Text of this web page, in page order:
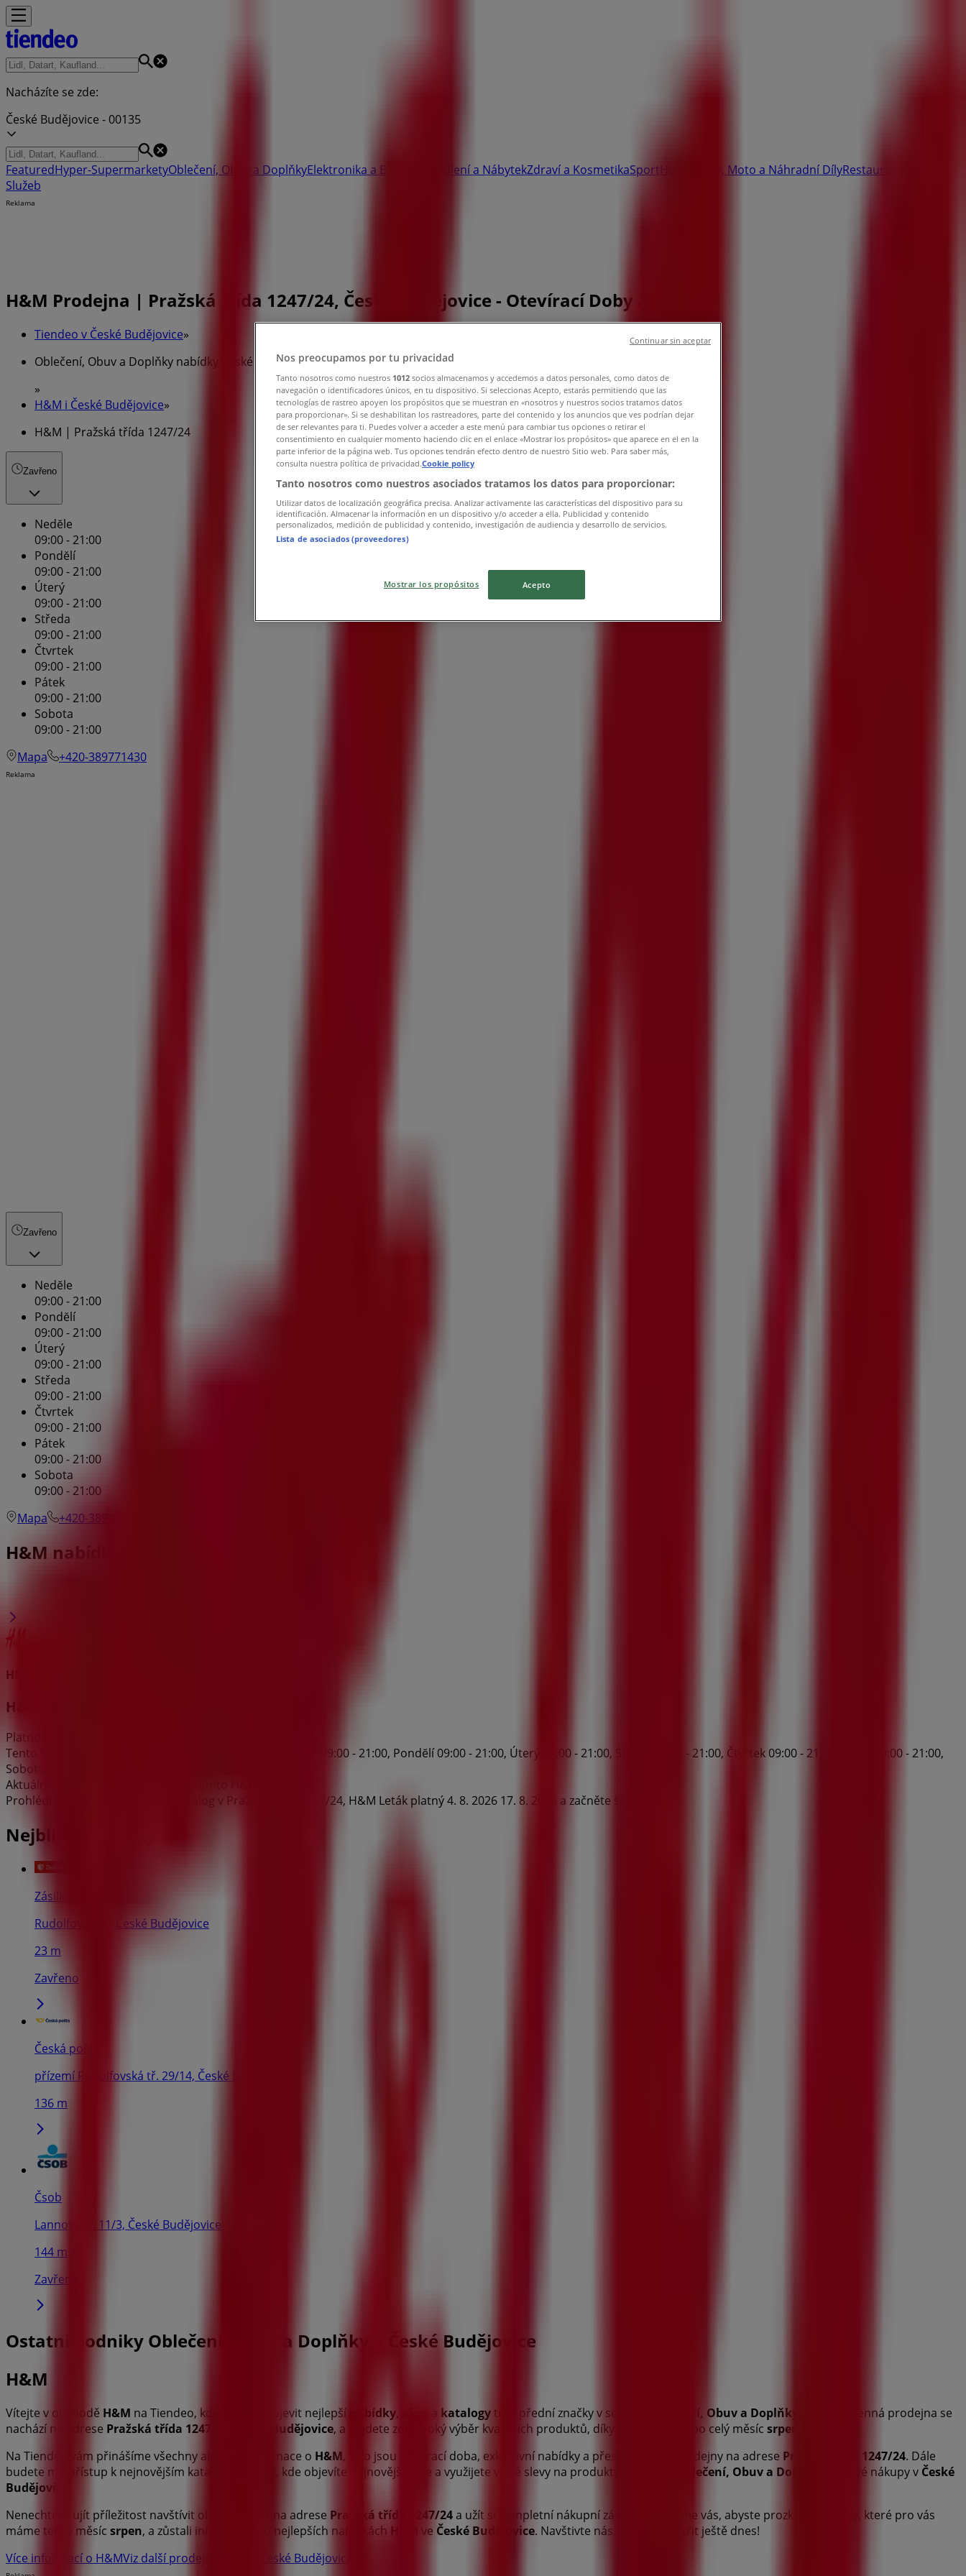
Nacházíte se zde:
České Budějovice - 00135
FeaturedHyper-SupermarketyOblečení, Obuv a DoplňkyElektronika a Bílé Zboží Bydlení a NábytekZdraví a KosmetikaSportHobby Auto, Moto a Náhradní DílyRestaurace
Služeb
Reklama
H&M Prodejna | Pražská třída 1247/24, České Budějovice - Otevírací Doby a Slevy
Tiendeo v České Budějovice»
Oblečení, Obuv a Doplňky nabídky České Budějovice
»
H&M i České Budějovice»
H&M | Pražská třída 1247/24
Zavřeno
Nedĕle
09:00 - 21:00
Pondĕlí
09:00 - 21:00
Úterý
09:00 - 21:00
Středa
09:00 - 21:00
Čtvrtek
09:00 - 21:00
Pátek
09:00 - 21:00
Sobota
09:00 - 21:00
Mapa
+420-389771430
Reklama
Zavřeno
Nedĕle
09:00 - 21:00
Pondĕlí
09:00 - 21:00
Úterý
09:00 - 21:00
Středa
09:00 - 21:00
Čtvrtek
09:00 - 21:00
Pátek
09:00 - 21:00
Sobota
09:00 - 21:00
Mapa
+420-389771430
H&M nabídky České Budějovice
H&M
H&M Leták
Platnost do 17. 8.
Tento H&M obchod má následující otevírací dobu: Nedĕle 09:00 - 21:00, Pondĕlí 09:00 - 21:00, Úterý 09:00 - 21:00, Středa 09:00 - 21:00, Čtvrtek 09:00 - 21:00, Pátek 09:00 - 21:00,
Sobota 09:00 - 21:00
Aktuálně je k dispozici 1 katalogů v tomto H&M obchodě.
Prohlédněte si nejnovější H&M katalog v Pražská třída 1247/24, H&M Leták platný 4. 8. 2026 17. 8. 2026 a začněte šetřit ihned!
Nejbližší obchody
Zásilkovna
Rudolfovská 1, České Budějovice
23 m
Zavřeno
Česká pošta
přízemí Rudolfovská tř. 29/14, České Budějovice
136 m
Čsob
Lannova tř. 11/3, České Budějovice
144 m
Zavřeno
Ostatní podniky Oblečení, Obuv a Doplňky v České Budějovice
H&M
Vítejte v obchodě H&M na Tiendeo, kde můžete objevit nejlepší nabídky, katalogy této přední značky v sektoru Oblečení, Obuv a Doplňky
. Naše kamenná prodejna se
nachází na adrese Pražská třída 1247/24 České Budějovice, a najdete zde široký výběr kvalitních produktů, díky nimž ušetříte po celý měsíc srpen roku 2026
Na Tiendeo vám přinášíme všechny aktuální informace o H&M, jako jsou otevírací doba, exkluzivní nabídky a přesná poloha prodejny na adrese Pražská třída 1247/24. Dále
budete mít přístup k nejnovějším katalogům
, kde objevíte nejnovější akce a využijete velké slevy na produkty v sektoru Oblečení, Obuv a Doplňky pro své nákupy v České
Budějovice
Nenechte si ujít příležitost navštívit obchod
na adrese Pražská třída 1247/24a užít si kompletní nákupní zážitek. Vyzýváme vás, abyste prozkoumali akce, které pro vás
máme tento měsíc srpen, a zůstali informováni o nejlepších nabídkách H&M ve České Budějovice. Navštivte nás a začněte šetřit ještě dnes!
Více informací o H&MViz další prodejny H&M v České Budějovice
Nos preocupamos por tu privacidad
Tanto nosotros como nuestros 1012 socios almacenamos y accedemos a datos personales, como datos de
navegación o identificadores únicos, en tu dispositivo. Si seleccionas Acepto, estarás permitiendo que las
tecnologías de rastreo apoyen los propósitos que se muestran en «nosotros y nuestros socios tratamos datos
para proporcionar». Si se deshabilitan los rastreadores, parte del contenido y los anuncios que ves podrían dejar
de ser relevantes para ti. Puedes volver a acceder a este menú para cambiar tus opciones o retirar el
consentimiento en cualquier momento haciendo clic en el enlace «Mostrar los propósitos» que aparece en el en la
parte inferior de la página web. Tus opciones tendrán efecto dentro de nuestro Sitio web. Para saber más,
consulta nuestra política de privacidad.Cookie policy
Tanto nosotros como nuestros asociados tratamos los datos para proporcionar:
Utilizar datos de localización geográfica precisa. Analizar activamente las características del dispositivo para su
identificación. Almacenar la información en un dispositivo y/o acceder a ella. Publicidad y contenido
personalizados, medición de publicidad y contenido, investigación de audiencia y desarrollo de servicios.
Lista de asociados (proveedores)
Mostrar los propósitos Acepto
Continuar sin aceptar